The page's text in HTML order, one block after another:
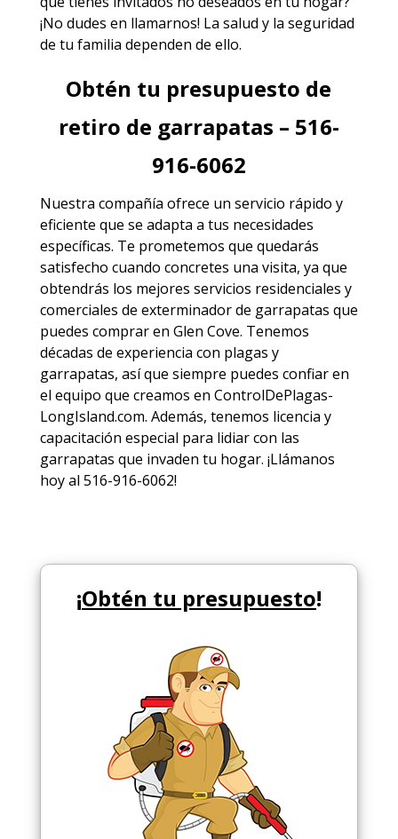
¡No dudes en llamarnos! La salud y la seguridad
de tu familia dependen de ello.
Obtén tu presupuesto de
retiro de garrapatas – 516-
916-6062
Nuestra compañía ofrece un servicio rápido y
eficiente que se adapta a tus necesidades
específicas. Te prometemos que quedarás
satisfecho cuando concretes una visita, ya que
obtendrás los mejores servicios residenciales y
comerciales de exterminador de garrapatas que
puedes comprar en Glen Cove. Tenemos
décadas de experiencia con plagas y
garrapatas, así que siempre puedes confiar en
el equipo que creamos en ControlDePlagas-
LongIsland.com. Además, tenemos licencia y
capacitación especial para lidiar con las
garrapatas que invaden tu hogar. ¡Llámanos
hoy al 516-916-6062!
¡Obtén tu presupuesto!